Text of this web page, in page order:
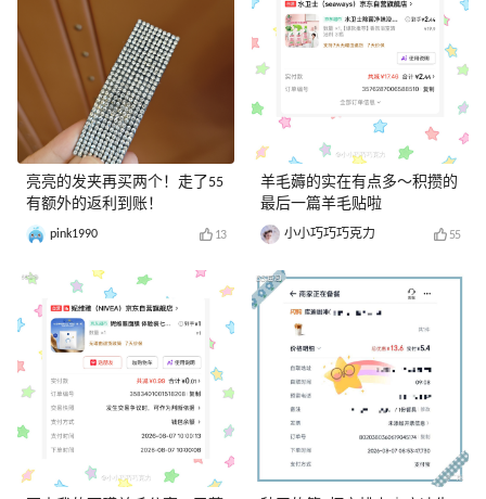
亮亮的发夹再买两个！走了55
有额外的返利到账！
pink1990 13
羊毛薅的实在有点多～积攒的
最后一篇羊毛贴啦
小小巧巧巧克力 55